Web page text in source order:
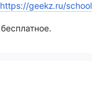
https://geekz.ru/school